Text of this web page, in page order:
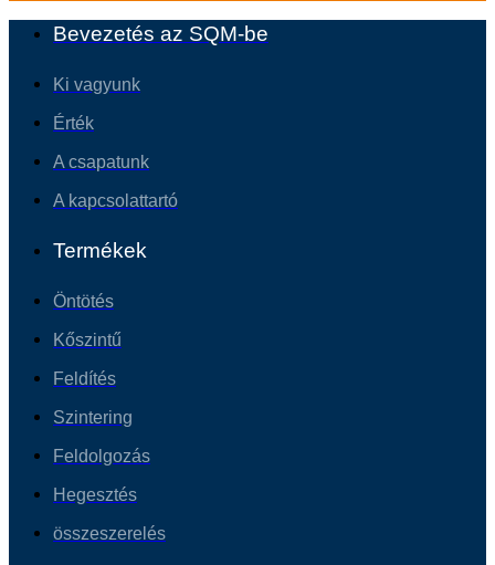
Bevezetés az SQM-be
Ki vagyunk
Érték
A csapatunk
A kapcsolattartó
Termékek
Öntötés
Kőszintű
Feldítés
Szintering
Feldolgozás
Hegesztés
összeszerelés